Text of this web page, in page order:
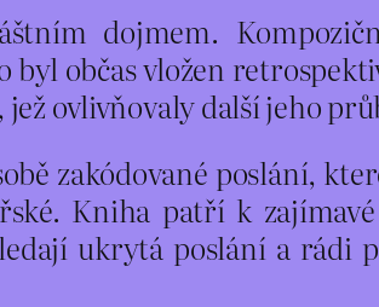
dojmem.
občas vložen
ovlivňovaly další jeho
zakódované poslání,
Kniha patří k
ukrytá poslání a rádi